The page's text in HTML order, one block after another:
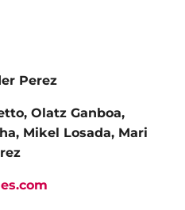
Perez
Olatz Ganboa,
Mikel Losada, Mari